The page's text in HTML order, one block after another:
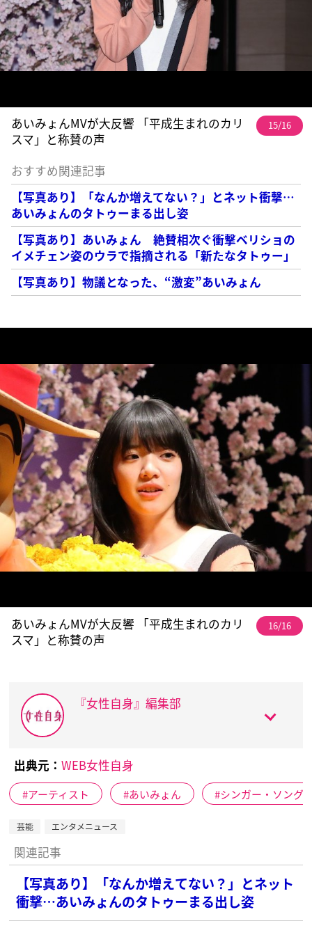
あいみょんMVが大反響 「平成生まれのカリ
スマ」と称賛の声
15/16
おすすめ関連記事
【写真あり】「なんか増えてない？」とネット衝撃…
あいみょんのタトゥーまる出し姿
【写真あり】あいみょん 絶賛相次ぐ衝撃ベリショの
イメチェン姿のウラで指摘される「新たなタトゥー」
【写真あり】物議となった、“激変”あいみょん
あいみょんMVが大反響 「平成生まれのカリ
スマ」と称賛の声
16/16
『女性自身』編集部
出典元： WEB女性自身
アーティスト あいみょん シンガー・ソング
芸能 エンタメニュース
関連記事
【写真あり】「なんか増えてない？」とネット
衝撃…あいみょんのタトゥーまる出し姿